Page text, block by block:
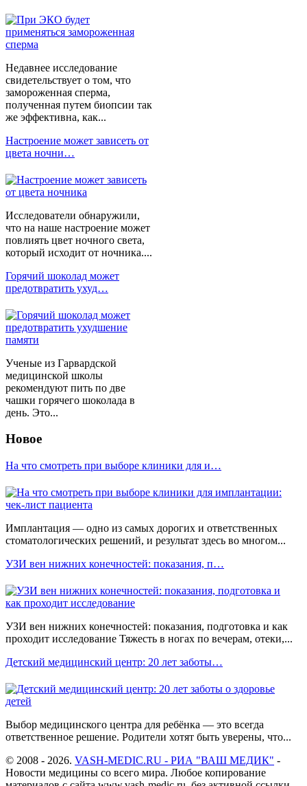
Недавнее исследование
свидетельствует о том, что
замороженная сперма,
полученная путем биопсии так
же эффективна, как...
Настроение может зависеть от
цвета ночни…
Исследователи обнаружили,
что на наше настроение может
повлиять цвет ночного света,
который исходит от ночника....
Горячий шоколад может
предотвратить ухуд…
Ученые из Гарвардской
медицинской школы
рекомендуют пить по две
чашки горячего шоколада в
день. Это...
Новое
На что смотреть при выборе клиники для и…
Имплантация — одно из самых дорогих и ответственных
стоматологических решений, и результат здесь во многом...
УЗИ вен нижних конечностей: показания, п…
УЗИ вен нижних конечностей: показания, подготовка и как
проходит исследование Тяжесть в ногах по вечерам, отеки,...
Детский медицинский центр: 20 лет заботы…
Выбор медицинского центра для ребёнка — это всегда
ответственное решение. Родители хотят быть уверены, что...
© 2008 - 2026. VASH-MEDIC.RU - РИА "ВАШ МЕДИК" -
Новости медицины со всего мира. Любое копирование